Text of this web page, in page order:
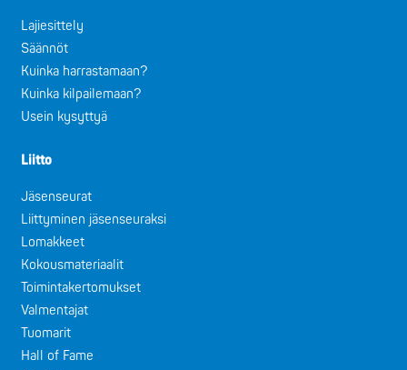
Lajiesittely
Säännöt
Kuinka harrastamaan?
Kuinka kilpailemaan?
Usein kysyttyä
Liitto
Jäsenseurat
Liittyminen jäsenseuraksi
Lomakkeet
Kokousmateriaalit
Toimintakertomukset
Valmentajat
Tuomarit
Hall of Fame